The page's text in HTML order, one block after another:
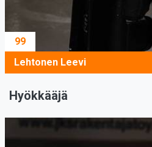
99
Lehtonen Leevi
Hyökkääjä